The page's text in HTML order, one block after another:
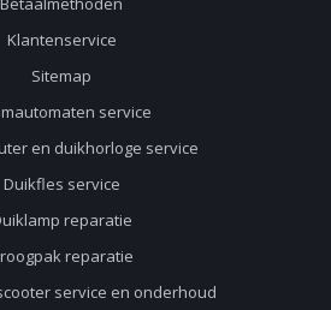
Klantenservice
Sitemap
service
en duikhorloge service
Duikfles service
reparatie
reparatie
service en onderhoud